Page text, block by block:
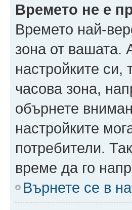
Времето не е
Времето най-
зона от вашата.
настройките
часова зона,
обърнете
настройките
потребители.
време да го
Върнете се в